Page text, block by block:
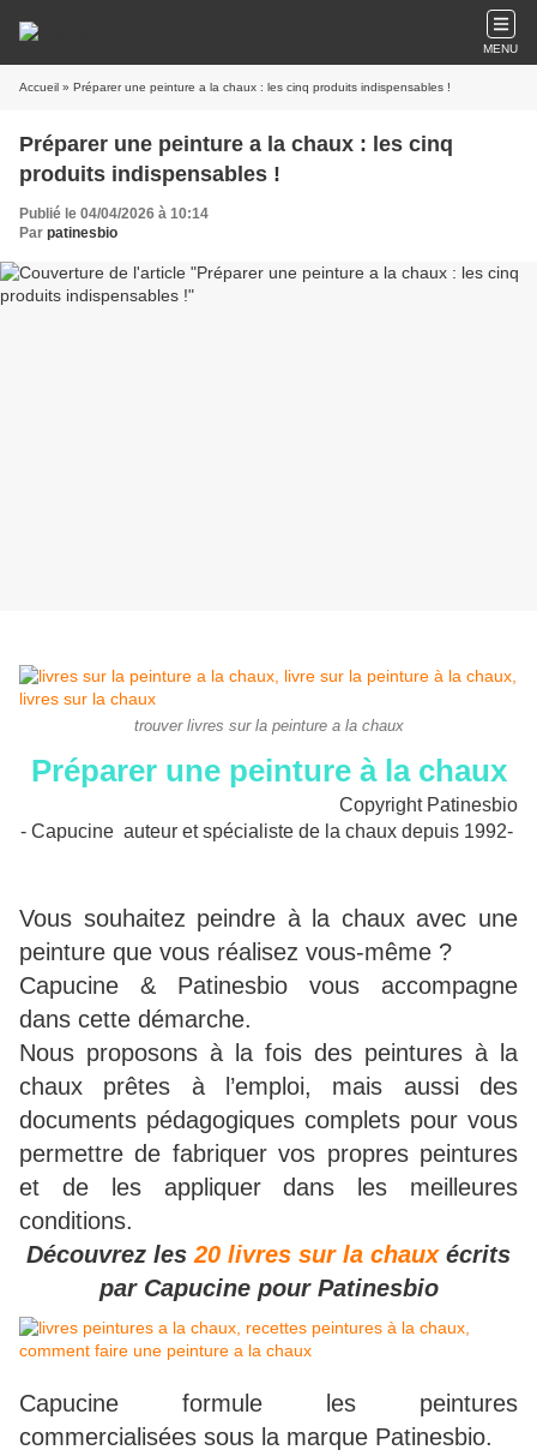
MENU
Accueil » Préparer une peinture a la chaux : les cinq produits indispensables !
Préparer une peinture a la chaux : les cinq
produits indispensables !
Publié le 04/04/2026 à 10:14
Par patinesbio
trouver livres sur la peinture a la chaux
Préparer une peinture à la chaux
Copyright Patinesbio
- Capucine auteur et spécialiste de la chaux depuis 1992-
Vous souhaitez peindre à la chaux avec une
peinture que vous réalisez vous-même ?
Capucine & Patinesbio vous accompagne
dans cette démarche.
Nous proposons à la fois des peintures à la
chaux prêtes à l’emploi, mais aussi des
documents pédagogiques complets pour vous
permettre de fabriquer vos propres peintures
et de les appliquer dans les meilleures
conditions.
Découvrez les 20 livres sur la chauxécrits
par Capucine pour Patinesbio
Capucine formule les peintures
commercialisées sous la marque Patinesbio.